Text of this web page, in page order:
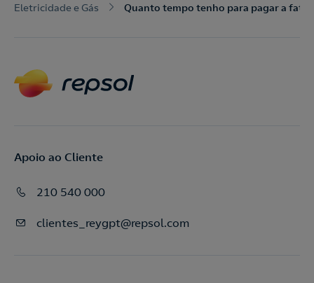
Contacte-nos para novas contratações
Eletricidade e Gás Quanto tempo tenho para pagar a
Apoio ao Cliente
210 540 000
clientes_reygpt@repsol.com